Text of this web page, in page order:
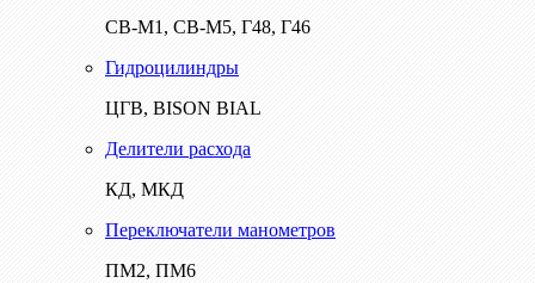
СВ-М1, СВ-М5, Г48, Г46
Гидроцилиндры
ЦГВ, BISON BIAL
Делители расхода
КД, МКД
Переключатели манометров
ПМ2, ПМ6